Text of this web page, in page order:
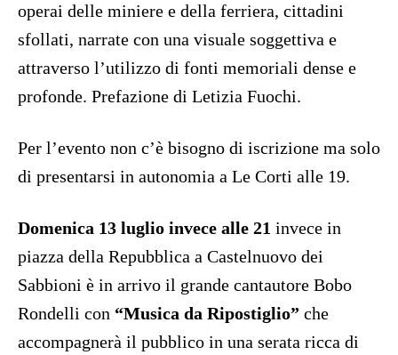
operai delle miniere e della ferriera, cittadini
sfollati, narrate con una visuale soggettiva e
attraverso l’utilizzo di fonti memoriali dense e
profonde. Prefazione di Letizia Fuochi.
Per l’evento non c’è bisogno di iscrizione ma solo
di presentarsi in autonomia a Le Corti alle 19.
Domenica 13 luglio invece alle 21 invece in
piazza della Repubblica a Castelnuovo dei
Sabbioni è in arrivo il grande cantautore Bobo
Rondelli con “Musica da Ripostiglio” che
accompagnerà il pubblico in una serata ricca di